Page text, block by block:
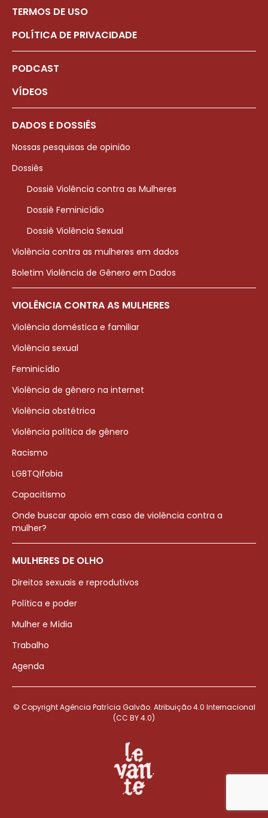
TERMOS DE USO
POLÍTICA DE PRIVACIDADE
PODCAST
VÍDEOS
DADOS E DOSSIÊS
Nossas pesquisas de opinião
Dossiês
Dossiê Violência contra as Mulheres
Dossiê Feminicídio
Dossiê Violência Sexual
Violência contra as mulheres em dados
Boletim Violência de Gênero em Dados
VIOLÊNCIA CONTRA AS MULHERES
Violência doméstica e familiar
Violência sexual
Feminicídio
Violência de gênero na internet
Violência obstétrica
Violência política de gênero
Racismo
LGBTQIfobia
Capacitismo
Onde buscar apoio em caso de violência contra a
mulher?
MULHERES DE OLHO
Direitos sexuais e reprodutivos
Política e poder
Mulher e Mídia
Trabalho
Agenda
© Copyright Agência Patrícia Galvão. Atribuição 4.0 Internacional
(CC BY 4.0)